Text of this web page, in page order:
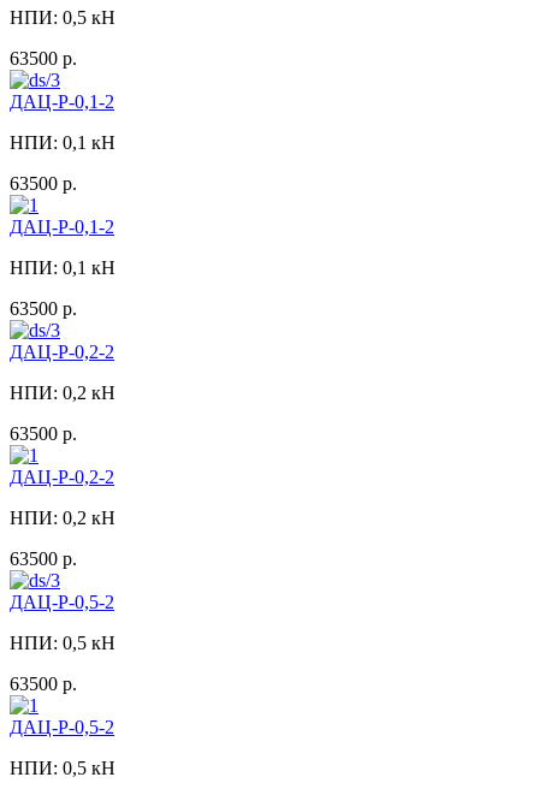
НПИ: 0,5 кН
63500 р.
ДАЦ-Р-0,1-2
НПИ: 0,1 кН
63500 р.
ДАЦ-Р-0,1-2
НПИ: 0,1 кН
63500 р.
ДАЦ-Р-0,2-2
НПИ: 0,2 кН
63500 р.
ДАЦ-Р-0,2-2
НПИ: 0,2 кН
63500 р.
ДАЦ-Р-0,5-2
НПИ: 0,5 кН
63500 р.
ДАЦ-Р-0,5-2
НПИ: 0,5 кН